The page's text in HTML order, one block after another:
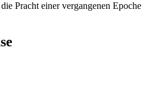
Pracht einer vergangenen Epoche